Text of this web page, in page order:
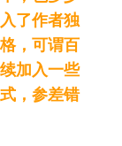
了作者独
，可谓百
加入一些
，参差错